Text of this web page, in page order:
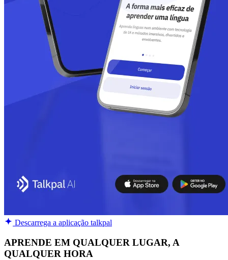
Descarrega a aplicação talkpal
APRENDE EM QUALQUER LUGAR, A
QUALQUER HORA